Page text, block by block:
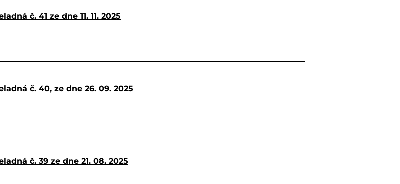
č. 41 ze dne 11. 11. 2025
č. 40, ze dne 26. 09. 2025
č. 39 ze dne 21. 08. 2025